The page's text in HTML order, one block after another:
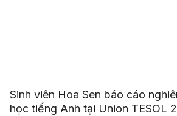
Sinh viên Hoa Sen báo cáo
học tiếng Anh tại Union TESOL